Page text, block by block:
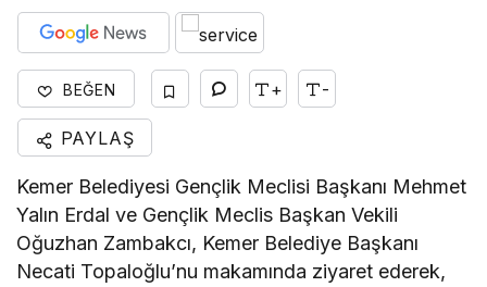
BEĞEN + -
PAYLAŞ
Kemer Belediyesi Gençlik Meclisi Başkanı Mehmet
Yalın Erdal ve Gençlik Meclis Başkan Vekili
Oğuzhan Zambakcı, Kemer Belediye Başkanı
Necati Topaloğlu’nu makamında ziyaret ederek,